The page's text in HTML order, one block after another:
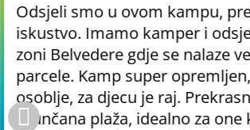
Odsjeli smo u ovom kampu,
iskustvo. Imamo kamper i
zoni Belvedere gdje se nalaze
parcele. Kamp super
osoblje, za djecu je raj.
šljunčana plaža, idealno za one